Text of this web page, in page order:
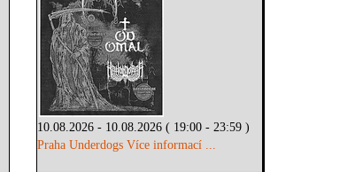
10.08.2026 - 10.08.2026 ( 19:00 - 23:59 )
Praha Underdogs Více informací ...